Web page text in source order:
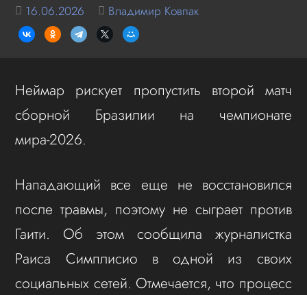
16.06.2026 Владимир Ковпак
Неймар рискует пропустить второй матч
сборной Бразилии на чемпионате
мира-2026.
Нападающий все еще не восстановился
после травмы, поэтому не сыграет против
Гаити. Об этом сообщила журналистка
Раиса Симплисио в одной из своих
социальных сетей. Отмечается, что процесс